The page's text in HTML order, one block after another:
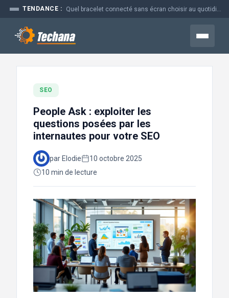
Aller
contenu
TENDANCE :
Menu
SEO
People Ask : exploiter les
questions posées par les
internautes pour votre SEO
par Elodie
10 octobre 2025
10 min de lecture